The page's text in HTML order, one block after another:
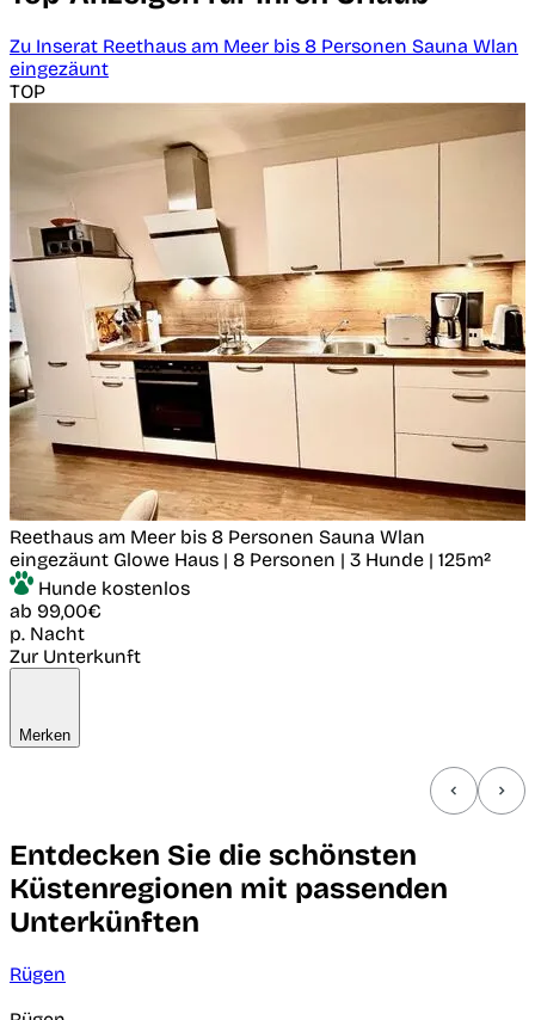
Zu Inserat Reethaus am Meer bis 8 Personen Sauna Wlan
eingezäunt
TOP
Reethaus am Meer bis 8 Personen Sauna Wlan
eingezäunt Glowe Haus | 8 Personen | 3 Hunde | 125m²
Hunde kostenlos
ab 99,00€
p. Nacht
Zur Unterkunft
Merken
Entdecken Sie die schönsten
Küstenregionen mit passenden
Unterkünften
Rügen